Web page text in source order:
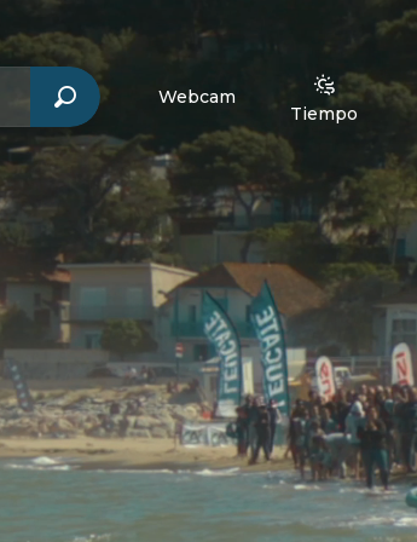
Webcam
Tiempo